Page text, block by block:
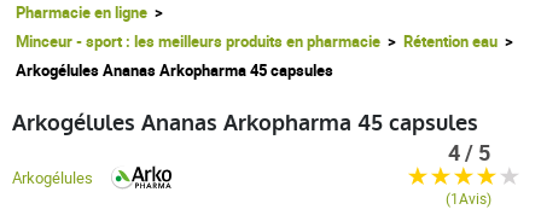
Pharmacie en ligne
Minceur - sport : les meilleurs produits en pharmacie
Rétention eau
Arkogélules Ananas Arkopharma 45 capsules
Arkogélules Ananas Arkopharma 45 capsules
Arkogélules
4 / 5
(1Avis)